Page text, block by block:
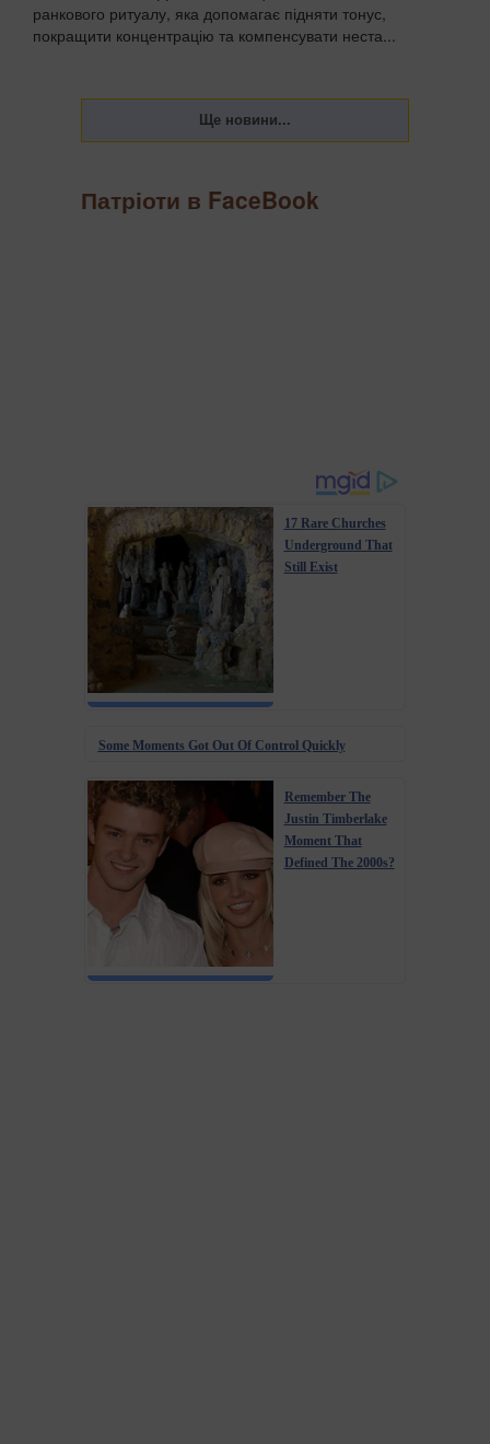
ранкового ритуалу, яка допомагає підняти тонус,
покращити концентрацію та компенсувати неста...
Патріоти в FaceBook
17 Rare Churches
Underground That
Still Exist
Some Moments Got Out Of Control Quickly
Remember The
Justin Timberlake
Moment That
Defined The 2000s?